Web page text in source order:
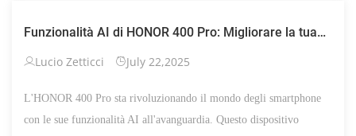
Funzionalità AI di HONOR 400 Pro: Migliorare la tua
Lucio Zetticci
July 22,2025
L'HONOR 400 Pro sta rivoluzionando il mondo degli smartphone
con le sue funzionalità AI all'avanguardia. Questo dispositivo